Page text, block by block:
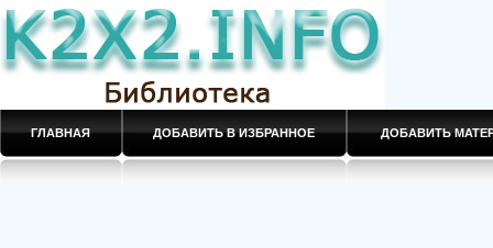
ГЛАВНАЯ ДОБАВИТЬ В ИЗБРАННОЕ ДОБАВИТЬ